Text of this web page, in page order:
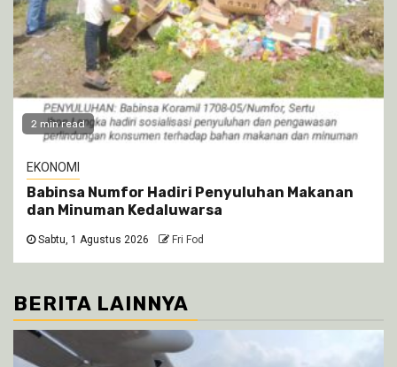
2 min read
EKONOMI
Babinsa Numfor Hadiri Penyuluhan Makanan
dan Minuman Kedaluwarsa
Sabtu, 1 Agustus 2026 Fri Fod
BERITA LAINNYA